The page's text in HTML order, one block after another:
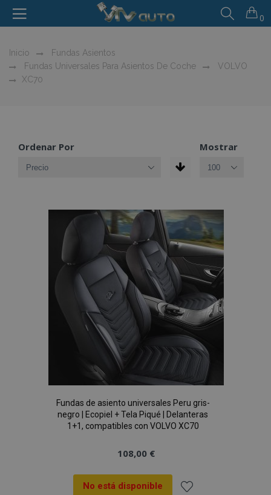
0
Inicio
Fundas Asientos
Fundas Universales Para Asientos De Coche
VOLVO
XC70
Ordenar Por Mostrar
Fundas de asiento universales Peru gris-
negro | Ecopiel + Tela Piqué | Delanteras
1+1, compatibles con VOLVO XC70
108,00 €
No está disponible